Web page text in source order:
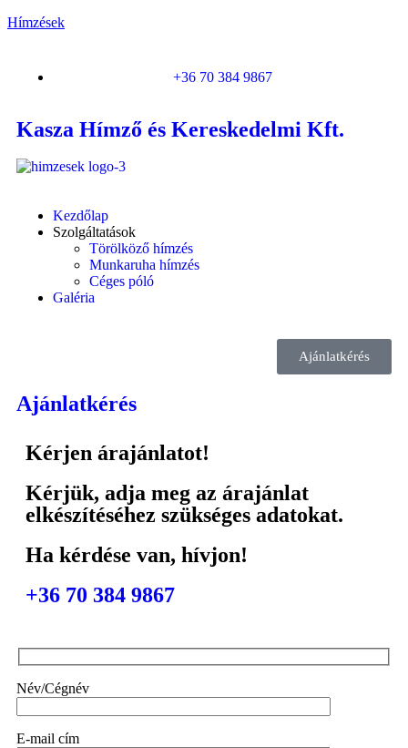
Hímzések
+36 70 384 9867
Kasza Hímző és Kereskedelmi Kft.
Kezdőlap
Szolgáltatások
Törölköző hímzés
Munkaruha hímzés
Céges póló
Galéria
Ajánlatkérés
Ajánlatkérés
Kérjen árajánlatot!
Kérjük, adja meg az árajánlat
elkészítéséhez szükséges adatokat.
Ha kérdése van, hívjon!
+36 70 384 9867
Név/Cégnév
E-mail cím